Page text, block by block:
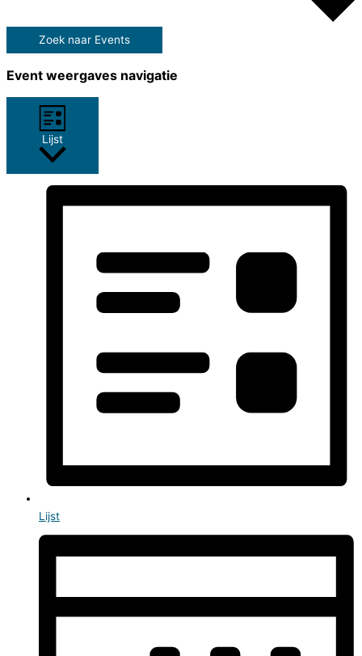
Zoek naar Events
Event weergaves navigatie
Lijst
Lijst